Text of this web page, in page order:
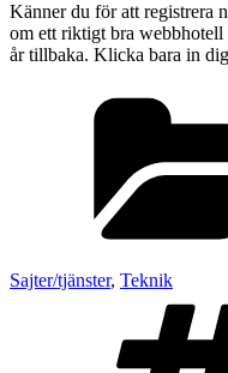
Känner du för att registrera
om ett riktigt bra webbhotell
år tillbaka. Klicka bara in
Sajter/tjänster, Teknik